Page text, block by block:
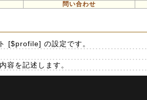
問い合わせ
[$profile] の設定です。
容を記述します。